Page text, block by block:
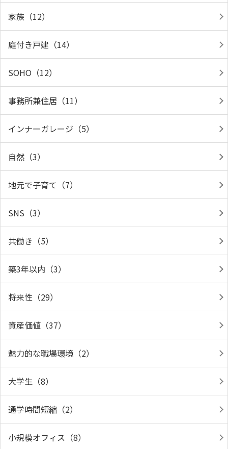
家族（12）
庭付き戸建（14）
SOHO（12）
事務所兼住居（11）
インナーガレージ（5）
自然（3）
地元で子育て（7）
SNS（3）
共働き（5）
築3年以内（3）
将来性（29）
資産価値（37）
魅力的な職場環境（2）
大学生（8）
通学時間短縮（2）
小規模オフィス（8）